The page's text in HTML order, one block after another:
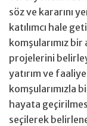
söz ve kararını
katılımcı hale
komşularımız
projelerini
yatırım ve
komşularımızla
hayata
seçilerek